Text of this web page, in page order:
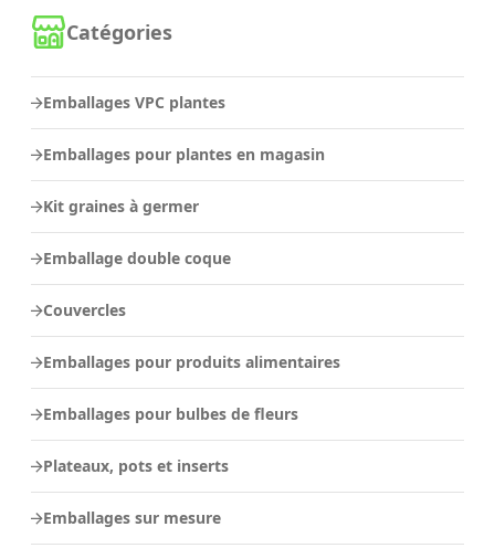
Catégories
Emballages VPC plantes
Emballages pour plantes en magasin
Kit graines à germer
Emballage double coque
Couvercles
Emballages pour produits alimentaires
Emballages pour bulbes de fleurs
Plateaux, pots et inserts
Emballages sur mesure